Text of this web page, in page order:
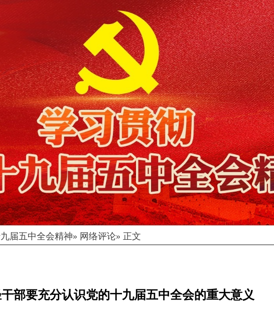
届五中全会精神» 网络评论» 正文
部要充分认识党的十九届五中全会的重大意义